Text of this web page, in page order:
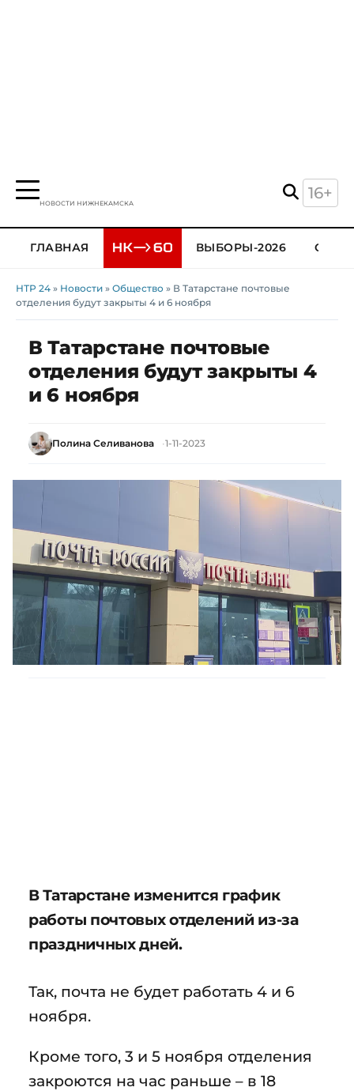
НОВОСТИ НИЖНЕКАМСКА
16+
ГЛАВНАЯ ВЫБОРЫ-2026
НТР 24 » Новости » Общество » В Татарстане почтовые
отделения будут закрыты 4 и 6 ноября
В Татарстане почтовые
отделения будут закрыты 4
и 6 ноября
Полина Селиванова 1-11-2023
В Татарстане изменится график
работы почтовых отделений из-за
праздничных дней.
Так, почта не будет работать 4 и 6
ноября.
Кроме того, 3 и 5 ноября отделения
закроются на час раньше – в 18